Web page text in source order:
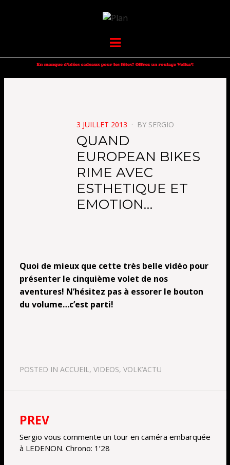
VOLKANIK-
ENDURANCE
Menu
POSTED
ON
3 JUILLET 2013 BY SERGIO
QUAND
EUROPEAN BIKES
RIME AVEC
ESTHETIQUE ET
EMOTION…
Quoi de mieux que cette très belle vidéo pour
présenter le cinquième volet de nos
aventures! N’hésitez pas à essorer le bouton
du volume…c’est parti!
POSTED IN ACCUEIL, VIDEOS, VOLK’ACTU
Navigation
de
l’article
PREV
Sergio vous commente un tour en caméra embarquée
à LEDENON. Chrono: 1’28